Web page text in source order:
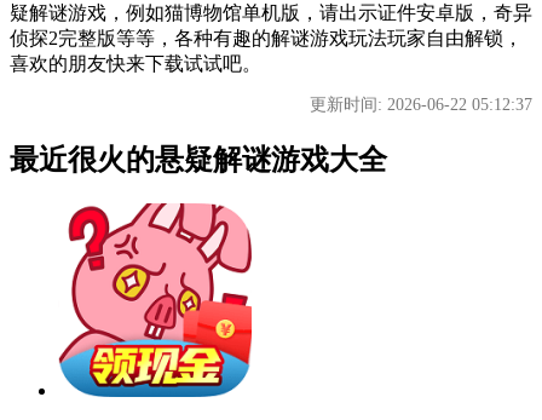
疑解谜游戏，例如猫博物馆单机版，请出示证件安卓版，奇异
侦探2完整版等等，各种有趣的解谜游戏玩法玩家自由解锁，
喜欢的朋友快来下载试试吧。
更新时间: 2026-06-22 05:12:37
最近很火的悬疑解谜游戏大全